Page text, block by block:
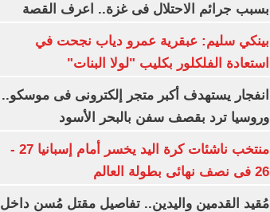
بسبب جرائم الاحتلال فى غزة.. اعرف القصة
بينكي سليم: عبقرية عمرو دياب نجحت في
استعادة الفلكلور بكليب "لولا البنات"
انفجار يستهدف أكبر متجر إلكترونى فى موسكو..
وروسيا ترد بقصف سفن بالبحر الأسود
منتخب ناشئات كرة اليد يخسر أمام إسبانيا 27 -
26 فى نصف نهائى بطولة العالم
مُقيد القدمين واليدين.. تفاصيل مقتل مُسن داخل